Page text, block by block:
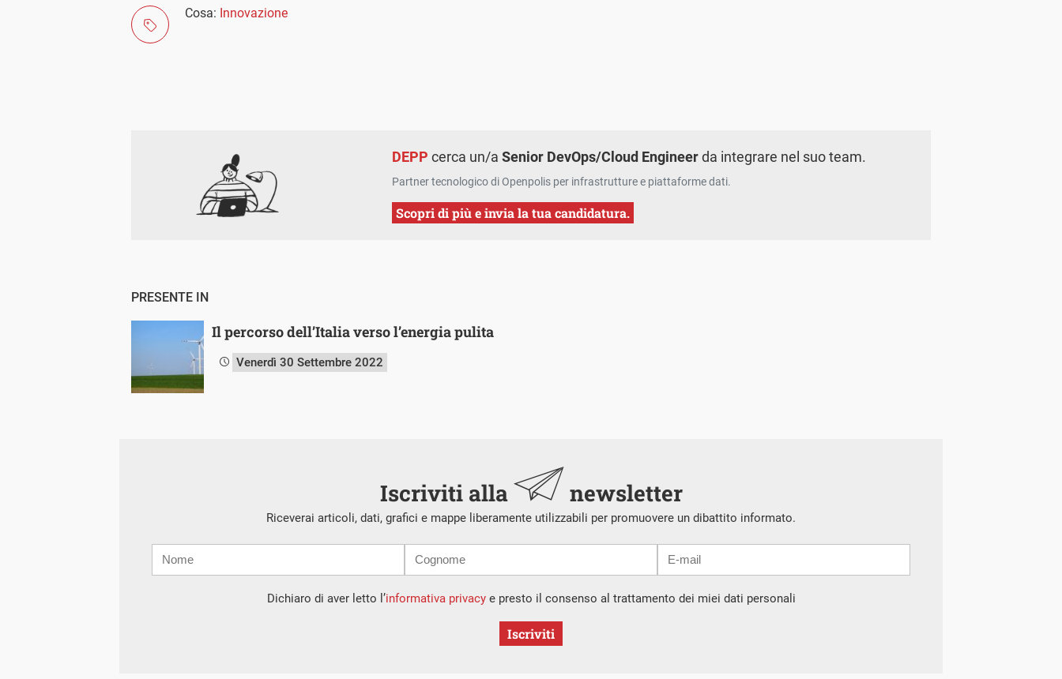
Cosa: Innovazione
DEPP cerca un/aSenior DevOps/Cloud Engineerda integrare nel suo team.
Partner tecnologico di Openpolis per infrastrutture e piattaforme dati.
Scopri di più e invia la tua candidatura.
PRESENTE IN
Il percorso dell’Italia verso l’energia pulita
Venerdì 30 Settembre 2022
Iscriviti alla newsletter
Riceverai articoli, dati, grafici e mappe liberamente utilizzabili per promuovere un dibattito informato.
mail
Dichiaro di aver letto l’informativa privacye presto il consenso al trattamento dei miei dati personali
Iscriviti